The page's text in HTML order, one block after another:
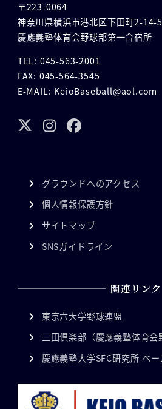
〒223-0064
神奈川県横浜市港北区下田町2-14-5
慶應義塾体育会野球部第一合宿所
TEL: 045-563-2001
FAX: 045-564-3545
E-MAIL: KeioBaseball@aol.com
グラウンドへのアクセス
個人情報保護方針
サイトマップ
SNSガイドライン
関連リンク
東京六大学野球連盟
三田倶楽部（慶應義塾体育会
慶應義塾大学SFC研究所 ベ